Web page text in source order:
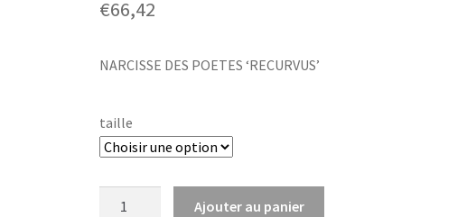
€66,42
NARCISSE DES POETES ‘RECURVUS’
taille
Ajouter au panier